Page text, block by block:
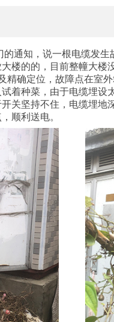
的通知，说一根电缆发
楼的的，目前整幢大楼
精确定位，故障点在室
着种菜，由于电缆埋
关坚持不住，电缆埋
顺利送电。